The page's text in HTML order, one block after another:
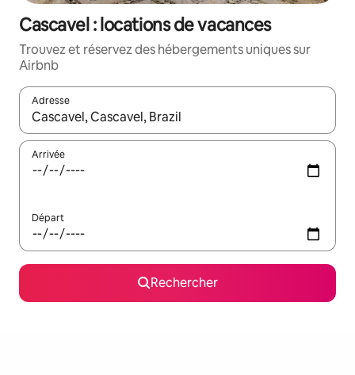
Cascavel : locations de vacances
Trouvez et réservez des hébergements uniques sur
Airbnb
Adresse
Lorsque les résultats s'affichent, utilisez les flèches vers le
Arrivée
Départ
Rechercher